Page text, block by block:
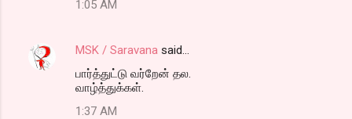
1:05 AM
MSK / Saravana said…
பார்த்துட்டு வர்றேன் தல.
வாழ்த்துக்கள்.
1:37 AM